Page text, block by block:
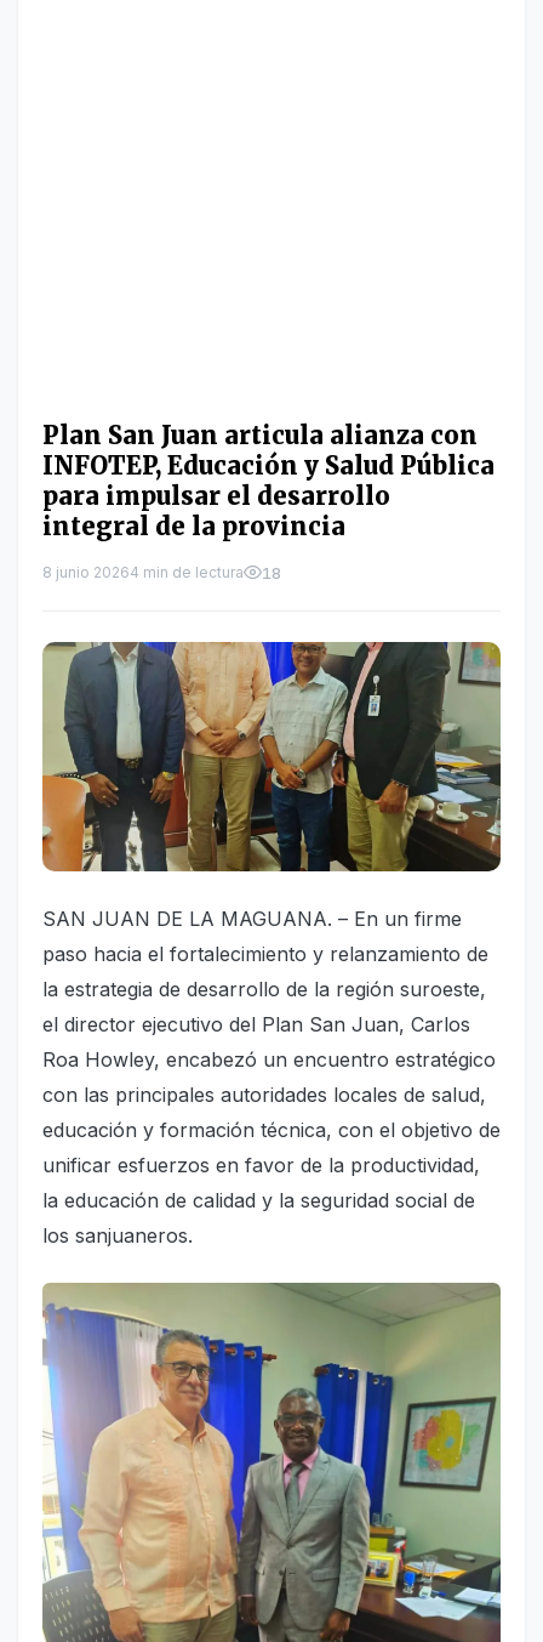
Plan San Juan articula alianza con
INFOTEP, Educación y Salud Pública
para impulsar el desarrollo
integral de la provincia
8 junio 20264 min de lectura 18
SAN JUAN DE LA MAGUANA. – En un firme
paso hacia el fortalecimiento y relanzamiento de
la estrategia de desarrollo de la región suroeste,
el director ejecutivo del Plan San Juan, Carlos
Roa Howley, encabezó un encuentro estratégico
con las principales autoridades locales de salud,
educación y formación técnica, con el objetivo de
unificar esfuerzos en favor de la productividad,
la educación de calidad y la seguridad social de
los sanjuaneros.